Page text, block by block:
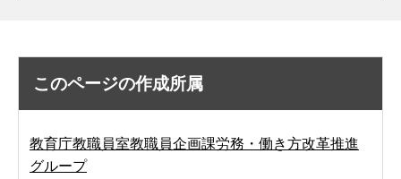
このページの作成所属
教育庁教職員室教職員企画課労務・働き方改革推進
グループ